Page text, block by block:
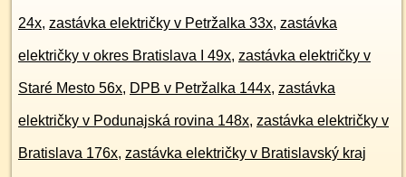
24x, zastávka električky v Petržalka 33x, zastávka
električky v okres Bratislava I 49x, zastávka električky v
Staré Mesto 56x, DPB v Petržalka 144x, zastávka
električky v Podunajská rovina 148x, zastávka električky v
Bratislava 176x, zastávka električky v Bratislavský kraj